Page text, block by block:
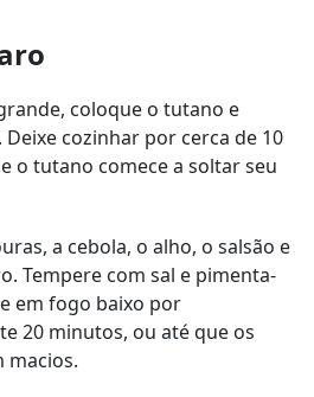
coloque o tutano e
cozinhar por cerca de 10
o tutano comece a soltar seu
a cebola, o alho, o salsão e
Tempere com sal e pimenta-
em fogo baixo por
20 minutos, ou até que os
macios.